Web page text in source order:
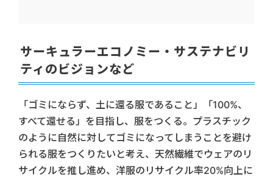
サーキュラーエコノミー・サステナビリ
ティのビジョンなど
「ゴミにならず、土に還る服であること」「100%、
すべて還せる」を目指し、服をつくる。プラスチック
のように自然に対してゴミになってしまうことを避け
られる服をつくりたいと考え、天然繊維でウェアのリ
サイクルを推し進め、洋服のリサイクル率20%向上に